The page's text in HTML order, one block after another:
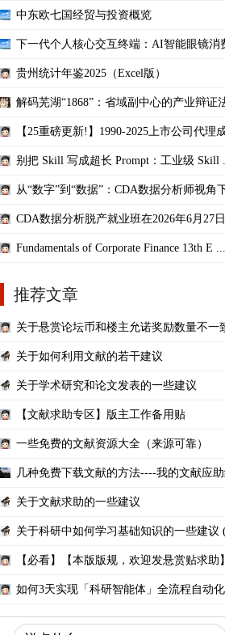
中东欧七国经贸与投资概览
下一代个人核心交互终端：AI智能眼镜消
贵州统计年鉴2025（Excel版）
解码芜湖“1868”：省域副中心的产业辩证
【25重磅更新!】1990-2025上市公司代理
别把 Skill 写成超长 Prompt：工业级 Skill
从“数字”到“数据”：CDA数据分析师视角
CDA数据分析脱产就业班在2026年6月27日
Fundamentals of Corporate Finance 13th E ...
推荐文章
关于悬赏论坛币和楼主允诺奖励数量不一
关于如何利用文献的若干建议
关于学术研究和论文发表的一些建议
【文献求助专区】版主工作备用贴
一些免费的文献资源大全（来源可靠）
几种免费下载文献的方法----我的文献应
关于文献求助的一些建议
关于科研中如何学习基础知识的一些建议 (
【必看】【本版版规，欢迎发悬赏贴求助】
如何3天实现「科研智能体」全流程自动化